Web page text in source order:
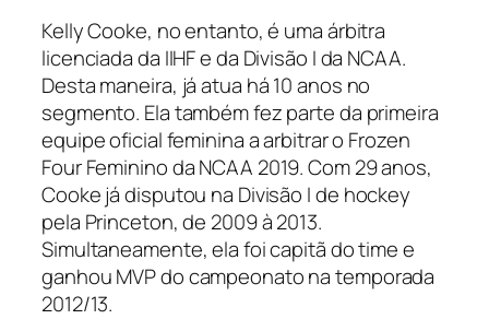
Kelly Cooke, no entanto, é uma árbitra
licenciada da IIHF e da Divisão I da NCAA.
Desta maneira, já atua há 10 anos no
segmento. Ela também fez parte da primeira
equipe oficial feminina a arbitrar o Frozen
Four Feminino da NCAA 2019. Com 29 anos,
Cooke já disputou na Divisão I de hockey
pela Princeton, de 2009 à 2013.
Simultaneamente, ela foi capitã do time e
ganhou MVP do campeonato na temporada
2012/13.